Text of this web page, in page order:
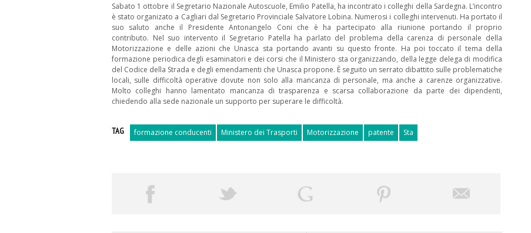
Sabato 1 ottobre il Segretario Nazionale Autoscuole, Emilio Patella, ha incontrato i colleghi della Sardegna. L’incontro
è stato organizato a Cagliari dal Segretario Provinciale Salvatore Lobina. Numerosi i colleghi intervenuti. Ha portato il
suo saluto anche il Presidente Antonangelo Coni che è ha partecipato alla riunione portando il proprio
contributo. Nel suo intervento il Segretario Patella ha parlato del problema della carenza di personale della
Motorizzazione e delle azioni che Unasca sta portando avanti su questo fronte. Ha poi toccato il tema della
formazione periodica degli esaminatori e dei corsi che il Ministero sta organizzando, della legge delega di modifica
del Codice della Strada e degli emendamenti che Unasca propone. È seguito un serrato dibattito sulle problematiche
locali, sulle difficoltà operative dovute non solo alla mancanza di personale, ma anche a carenze organizzative.
Molto colleghi hanno lamentato mancanza di trasparenza e scarsa collaborazione da parte dei dipendenti,
chiedendo alla sede nazionale un supporto per superare le difficoltà.
TAG formazione conducenti Ministero dei Trasporti Motorizzazione patente Sta